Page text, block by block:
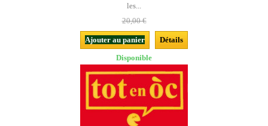
les...
20,00 €
Ajouter au panier
Détails
Disponible